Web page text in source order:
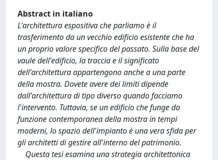
Abstract in italiano
L'architettura espositiva che parliamo è il
trasferimento da un vecchio edificio esistente che ha
un proprio valore specifico del passato. Sulla base del
vaule dell'edificio, la traccia e il significato
dell'architettura appartengono anche a una parte
della mostra. Dovete avere dei limiti dipende
dall'architettura di tipo diverso quando facciamo
l'intervento. Tuttavia, se un edificio che funge da
funzione contemporanea della mostra in tempi
moderni, lo spazio dell'impianto è una vera sfida per
gli architetti di gestire all'interno del patrimonio.
Questa tesi esamina una strategia architettonica